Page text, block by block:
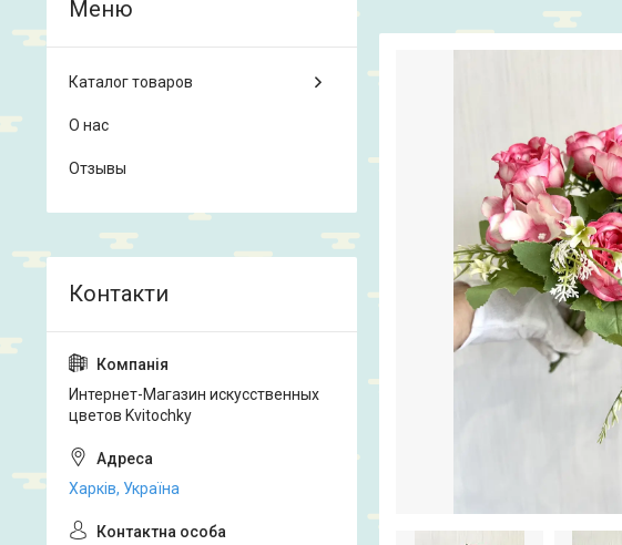
Каталог товаров
О нас
Отзывы
Интернет-Магазин искусственных
цветов Kvitochky
Харків, Україна